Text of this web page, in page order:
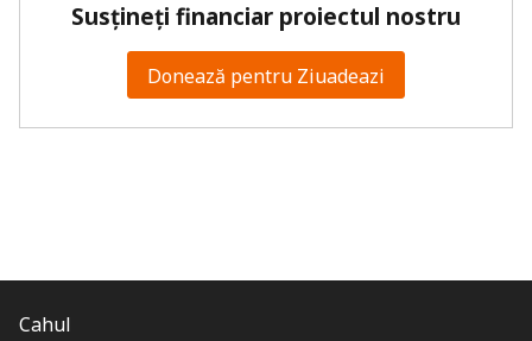
Susțineți financiar proiectul nostru
Donează pentru Ziuadeazi
Cahul